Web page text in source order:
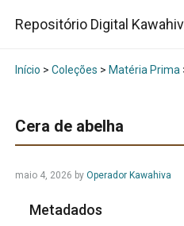
Repositório Digital
Início > Coleções > Matéria Prima
Cera de abelha
maio 4, 2026 by Operador Kawahiva
Metadados